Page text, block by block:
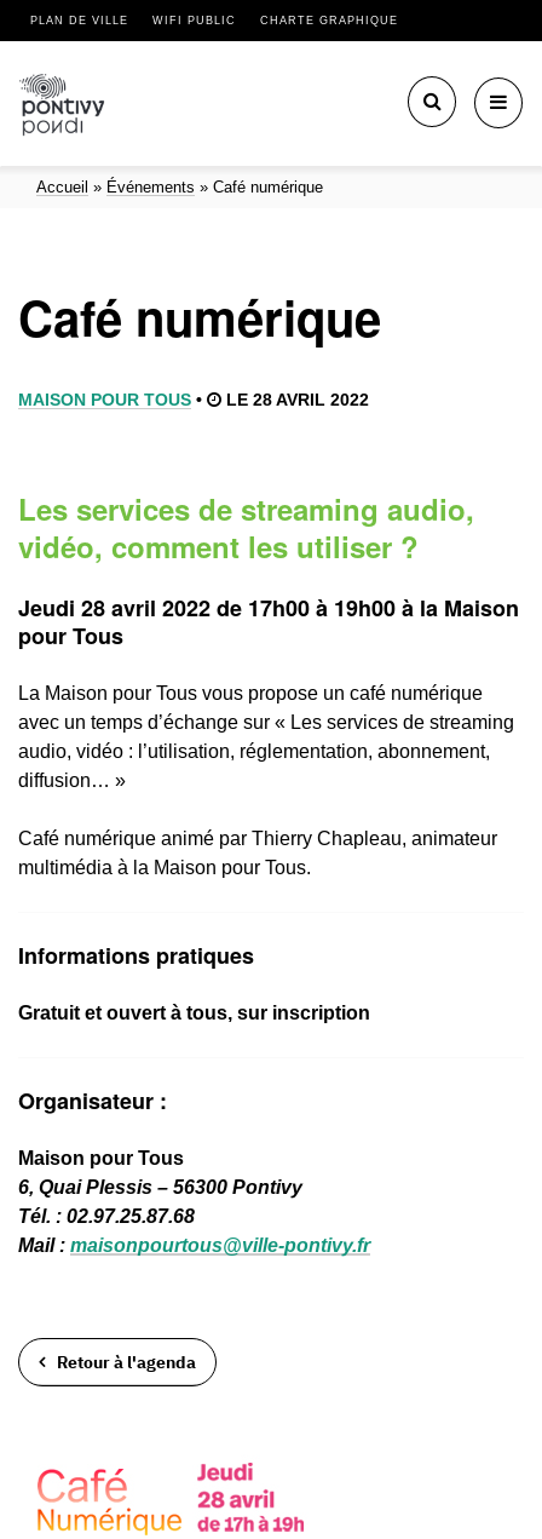
PLAN DE VILLE WIFI PUBLIC CHARTE GRAPHIQUE
Accueil » Événements » Café numérique
Café numérique
MAISON POUR TOUS • LE 28 AVRIL 2022
Les services de streaming audio,
vidéo, comment les utiliser ?
Jeudi 28 avril 2022 de 17h00 à 19h00 à la Maison
pour Tous
La Maison pour Tous vous propose un café numérique
avec un temps d’échange sur « Les services de streaming
audio, vidéo : l’utilisation, réglementation, abonnement,
diffusion… »
Café numérique animé par Thierry Chapleau, animateur
multimédia à la Maison pour Tous.
Informations pratiques
Gratuit et ouvert à tous, sur inscription
Organisateur :
Maison pour Tous
6, Quai Plessis – 56300 Pontivy
Tél. : 02.97.25.87.68
Mail : maisonpourtous@ville-pontivy.fr
Retour à l'agenda